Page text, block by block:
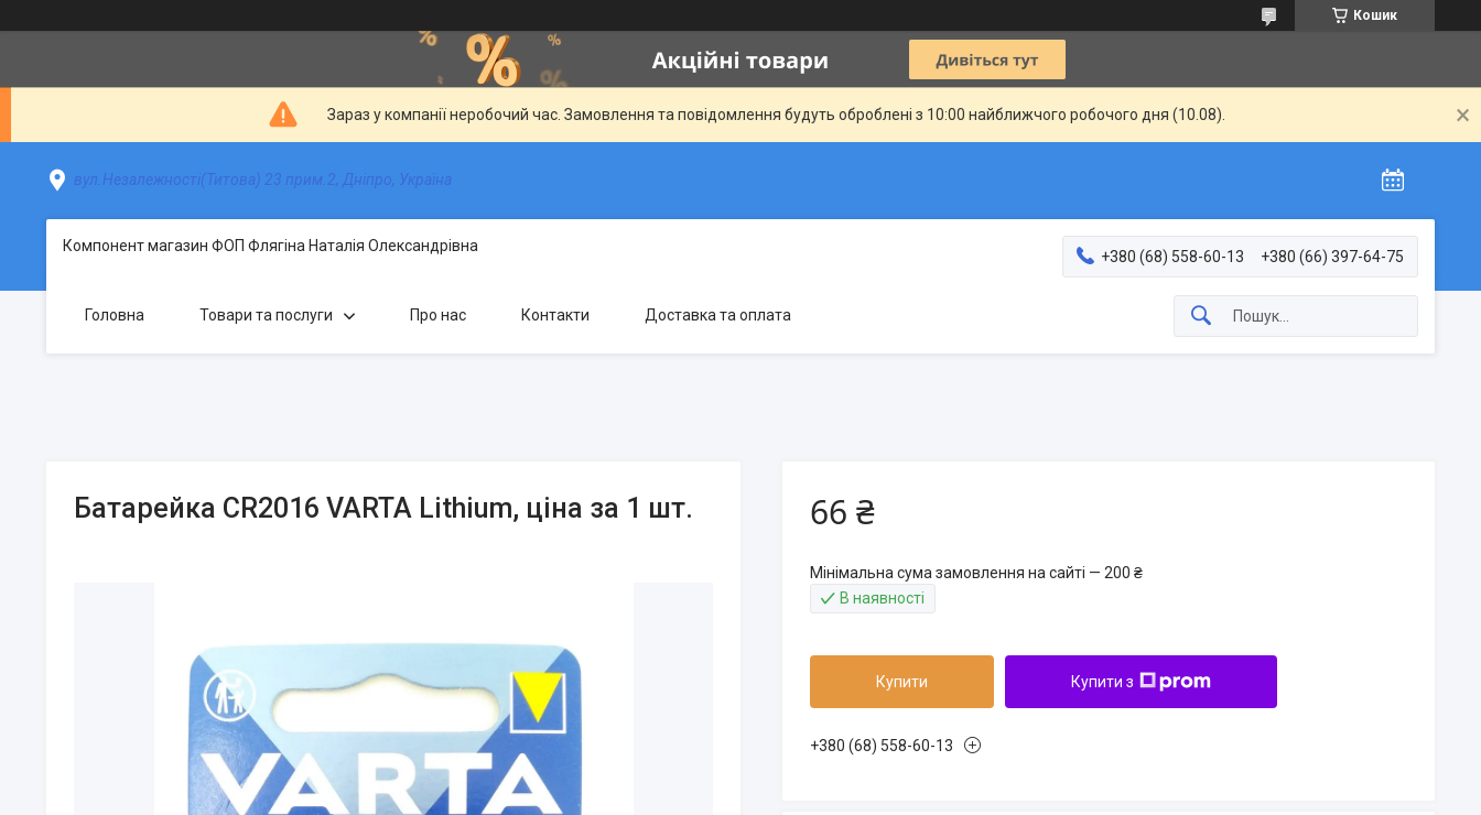
Кошик
Зараз у компанії неробочий час. Замовлення та повідомлення будуть оброблені з 10:00 найближчого робочого дня (10.08).
вул.Незалежності(Титова) 23 прим.2, Дніпро, Україна
Компонент магазин ФОП Флягіна Наталія Олександрівна
+380 (68) 558-60-13 +380 (66) 397-64-75
Головна Товари та послуги Про нас Контакти Доставка та оплата
Батарейка CR2016 VARTA Lithium, ціна за 1 шт. 66 ₴
Мінімальна сума замовлення на сайті — 200 ₴
В наявності
Купити Купити з
+380 (68) 558-60-13